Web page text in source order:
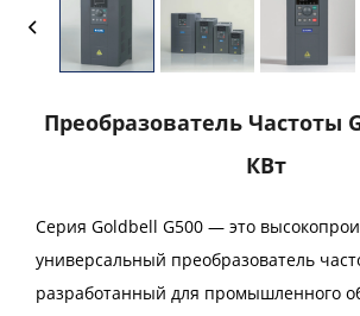
Преобразователь Частоты
КВт
Серия Goldbell G500 — это
универсальный преобразователь
разработанный для промышленного